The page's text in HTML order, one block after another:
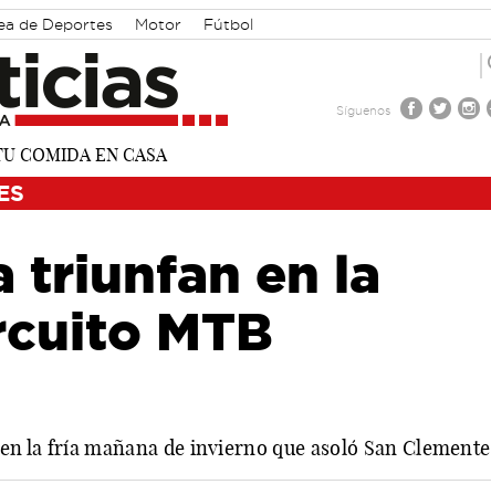
de Deportes Motor Fútbol
Síguenos
triunfan en la
MTB
la fría mañana de invierno que asoló San Clemente